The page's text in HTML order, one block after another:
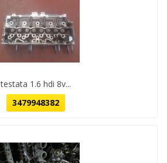
testata 1.6 hdi 8v...
3479948382